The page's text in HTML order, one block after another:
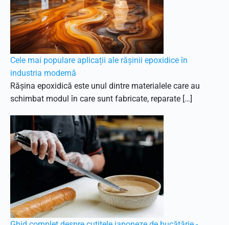
Cele mai populare aplicații ale rășinii epoxidice în
industria modernă
Rășina epoxidică este unul dintre materialele care au
schimbat modul în care sunt fabricate, reparate […]